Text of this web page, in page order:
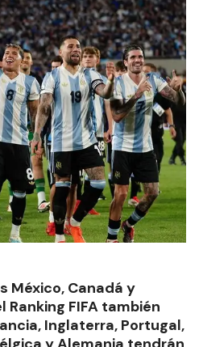
México, Canadá y
Ranking FIFA también
Inglaterra, Portugal,